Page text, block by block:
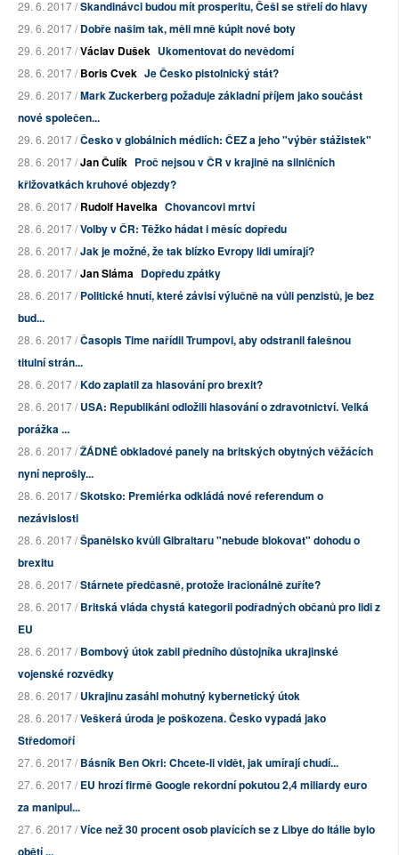
29. 6. 2017 /Skandinávci budou mít prosperitu, Češi se střelí do hlavy
29. 6. 2017 /Dobře našim tak, měli mně kúpit nové boty
29. 6. 2017 /Václav Dušek Ukomentovat do nevědomí
28. 6. 2017 /Boris Cvek Je Česko pistolnický stát?
29. 6. 2017 /Mark Zuckerberg požaduje základní příjem jako součást
nové společen...
29. 6. 2017 /Česko v globálních médiích: ČEZ a jeho "výběr stážistek"
28. 6. 2017 /Jan Čulík Proč nejsou v ČR v krajině na silničních
křižovatkách kruhové objezdy?
28. 6. 2017 /Rudolf Havelka Chovancovi mrtví
28. 6. 2017 /Volby v ČR: Těžko hádat i měsíc dopředu
28. 6. 2017 /Jak je možné, že tak blízko Evropy lidi umírají?
28. 6. 2017 /Jan Sláma Dopředu zpátky
28. 6. 2017 /Politické hnutí, které závisí výlučně na vůli penzistů, je bez
bud...
28. 6. 2017 /Časopis Time nařídil Trumpovi, aby odstranil falešnou
titulní strán...
28. 6. 2017 /Kdo zaplatil za hlasování pro brexit?
28. 6. 2017 /USA: Republikáni odložili hlasování o zdravotnictví. Velká
porážka ...
28. 6. 2017 /ŽÁDNÉ obkladové panely na britských obytných věžácích
nyní neprošly...
28. 6. 2017 /Skotsko: Premiérka odkládá nové referendum o
nezávislosti
28. 6. 2017 /Španělsko kvůli Gibraltaru "nebude blokovat" dohodu o
brexitu
28. 6. 2017 /Stárnete předčasně, protože iracionálně zuříte?
28. 6. 2017 /Britská vláda chystá kategorii podřadných občanů pro lidi z
EU
28. 6. 2017 /Bombový útok zabil předního důstojníka ukrajinské
vojenské rozvědky
28. 6. 2017 /Ukrajinu zasáhl mohutný kybernetický útok
28. 6. 2017 /Veškerá úroda je poškozena. Česko vypadá jako
Středomoří
27. 6. 2017 /Básník Ben Okri: Chcete-li vidět, jak umírají chudí...
27. 6. 2017 /EU hrozí firmě Google rekordní pokutou 2,4 miliardy euro
za manipul...
27. 6. 2017 /Více než 30 procent osob plavících se z Libye do Itálie bylo
obětí ...